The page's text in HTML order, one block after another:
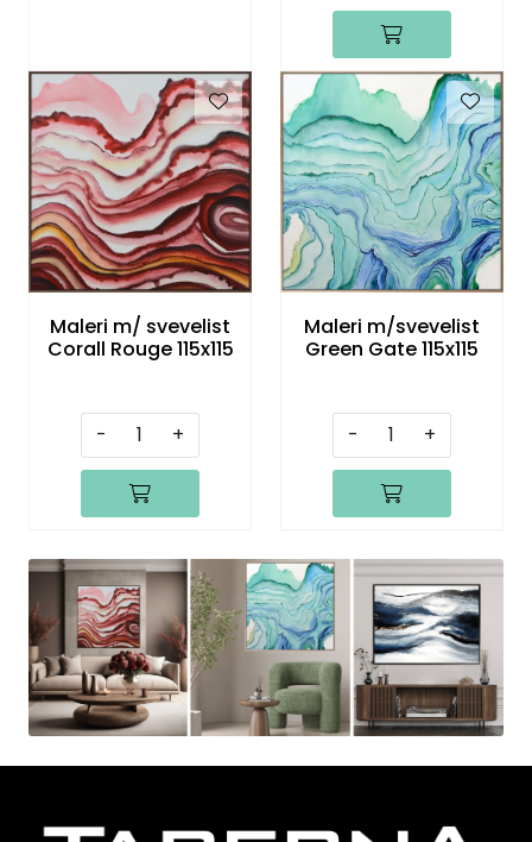
Maleri m/ svevelist
Corall Rouge 115x115
- +
Maleri m/svevelist
Green Gate 115x115
- +